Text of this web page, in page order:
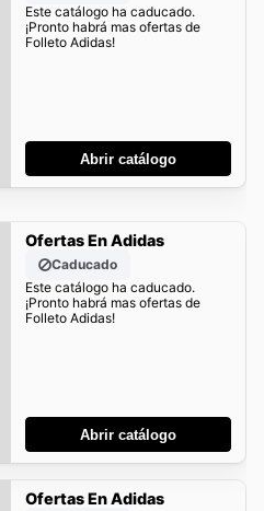
Este catálogo ha caducado.
¡Pronto habrá mas ofertas de
Folleto Adidas!
Abrir catálogo
Ofertas En Adidas
Caducado
Este catálogo ha caducado.
¡Pronto habrá mas ofertas de
Folleto Adidas!
Abrir catálogo
Ofertas En Adidas